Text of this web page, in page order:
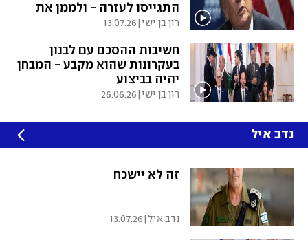
התגייסו לעזרה - ולממן את
המלחמה
רון בן ישי|
13.07.26
חשיבות ההסכם עם לבנון
בעקרונות שהוא מקבע - המבחן
יהיה בביצוע
רון בן ישי|
26.06.26
נדב איל
זה לא יישכח
נדב איל|
13.07.26